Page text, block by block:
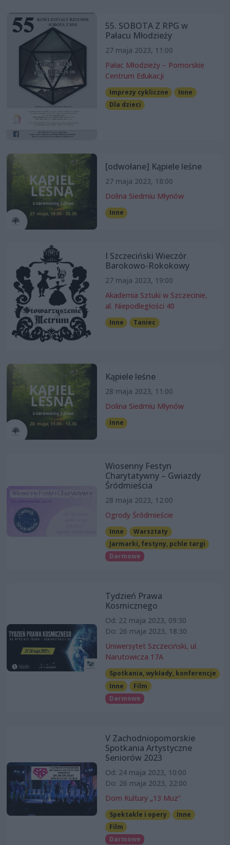
55. SOBOTA Z RPG w
Pałacu Młodzieży
27 maja 2023, 11:00
Pałac Młodzieży – Pomorskie
Centrum Edukacji
Imprezy cykliczne
Inne
Dla dzieci
[odwołane] Kąpiele leśne
27 maja 2023, 18:00
Dolina Siedmiu Młynów
Inne
I Szczeciński Wieczór
Barokowo-Rokokowy
27 maja 2023, 19:00
Akademia Sztuki w Szczecinie,
al. Niepodległości 40
Inne Taniec
Kąpiele leśne
28 maja 2023, 11:00
Dolina Siedmiu Młynów
Inne
Wiosenny Festyn
Charytatywny – Gwiazdy
Śródmieścia
28 maja 2023, 12:00
Ogrody Śródmieście
Inne
Warsztaty
Jarmarki, festyny, pchle targi
Darmowe
Tydzień Prawa
Kosmicznego
Od: 22 maja 2023, 09:30
Do: 26 maja 2023, 18:30
Uniwersytet Szczeciński, ul.
Narutowicza 17A
Spotkania, wykłady, konferencje
Inne
Film
Darmowe
V Zachodniopomorskie
Spotkania Artystyczne
Seniorów 2023
Od: 24 maja 2023, 10:00
Do: 26 maja 2023, 22:00
Dom Kultury „13 Muz”
Spektakle i opery
Inne
Film
Darmowe